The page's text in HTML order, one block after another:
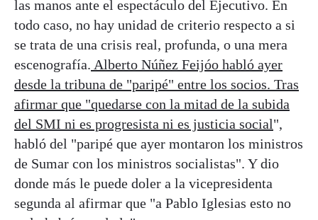
las manos ante el espectáculo del Ejecutivo. En
todo caso, no hay unidad de criterio respecto a si
se trata de una crisis real, profunda, o una mera
escenografía. Alberto Núñez Feijóo habló ayer
desde la tribuna de "paripé" entre los socios. Tras
afirmar que "quedarse con la mitad de la subida
del SMI ni es progresista ni es justicia social",
habló del "paripé que ayer montaron los ministros
de Sumar con los ministros socialistas". Y dio
donde más le puede doler a la vicepresidenta
segunda al afirmar que "a Pablo Iglesias esto no